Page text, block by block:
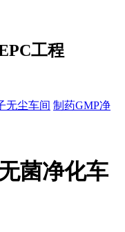
工程
无尘车间 制药GMP净
菌净化车